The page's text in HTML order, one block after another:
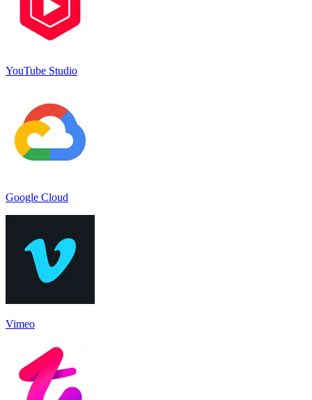
YouTube Studio
Google Cloud
Vimeo